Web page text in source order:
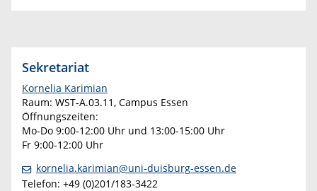
Sekretariat
Kornelia Karimian
Raum: WST-A.03.11, Campus Essen
Öffnungszeiten:
Mo-Do 9:00-12:00 Uhr und 13:00-15:00 Uhr
Fr 9:00-12:00 Uhr
kornelia.karimian@uni-duisburg-essen.de
Telefon: +49 (0)201/183-3422